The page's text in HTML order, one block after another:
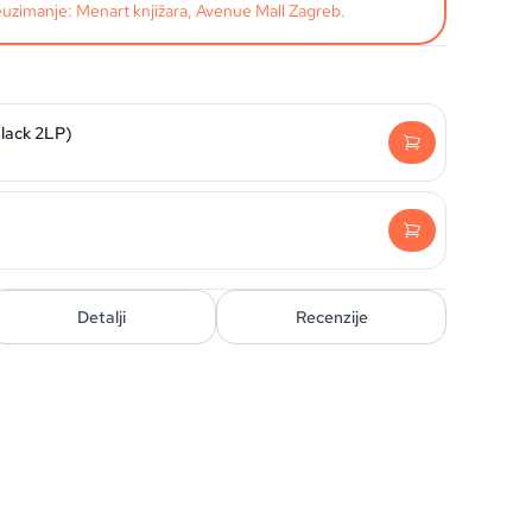
Menart knjižara, Avenue Mall Zagreb.
2LP)
Detalji Recenzije